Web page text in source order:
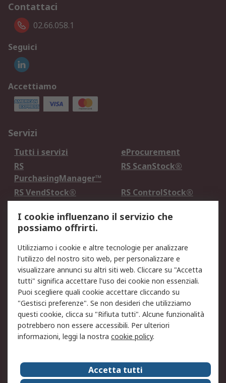
Contattaci
02.66.058.1
Seguici
Accettiamo
Servizi
Tutti i servizi
eProcurement
RS
PurchasingManager™
RS ScanStock®
RS VendStock®
RS ControlStock®
Legale
Informativa Cookie
Informativa Privacy -
Aggiornata
Email Security
Termini d'uso
Condizioni di vendita
Condizioni generali di
servizio
Etica e responsabilità
Chi Siamo
Chi Siamo
Contattaci
Supporto
ESG
I cookie influenzano il servizio che
possiamo offrirti.
Utilizziamo i cookie e altre tecnologie per analizzare
l'utilizzo del nostro sito web, per personalizzare e
visualizzare annunci su altri siti web. Cliccare su "Accetta
tutti" significa accettare l'uso dei cookie non essenziali.
Puoi scegliere quali cookie accettare cliccando su
"Gestisci preferenze". Se non desideri che utilizziamo
questi cookie, clicca su "Rifiuta tutti". Alcune funzionalità
potrebbero non essere accessibili. Per ulteriori
informazioni, leggi la nostra cookie policy.
Accetta tutti